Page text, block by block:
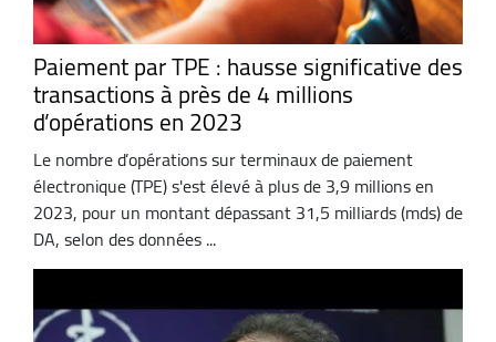
Paiement par TPE : hausse significative des
transactions à près de 4 millions
d’opérations en 2023
Le nombre d’opérations sur terminaux de paiement
électronique (TPE) s'est élevé à plus de 3,9 millions en
2023, pour un montant dépassant 31,5 milliards (mds) de
DA, selon des données ...